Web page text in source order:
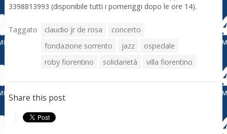
3398813993 (disponibile tutti i pomeriggi dopo le ore 14).
Taggato claudio jr de rosa
concerto
fondazione sorrento
jazz
ospedale
roby fiorentino
solidarietà villa fiorentino
Share this post